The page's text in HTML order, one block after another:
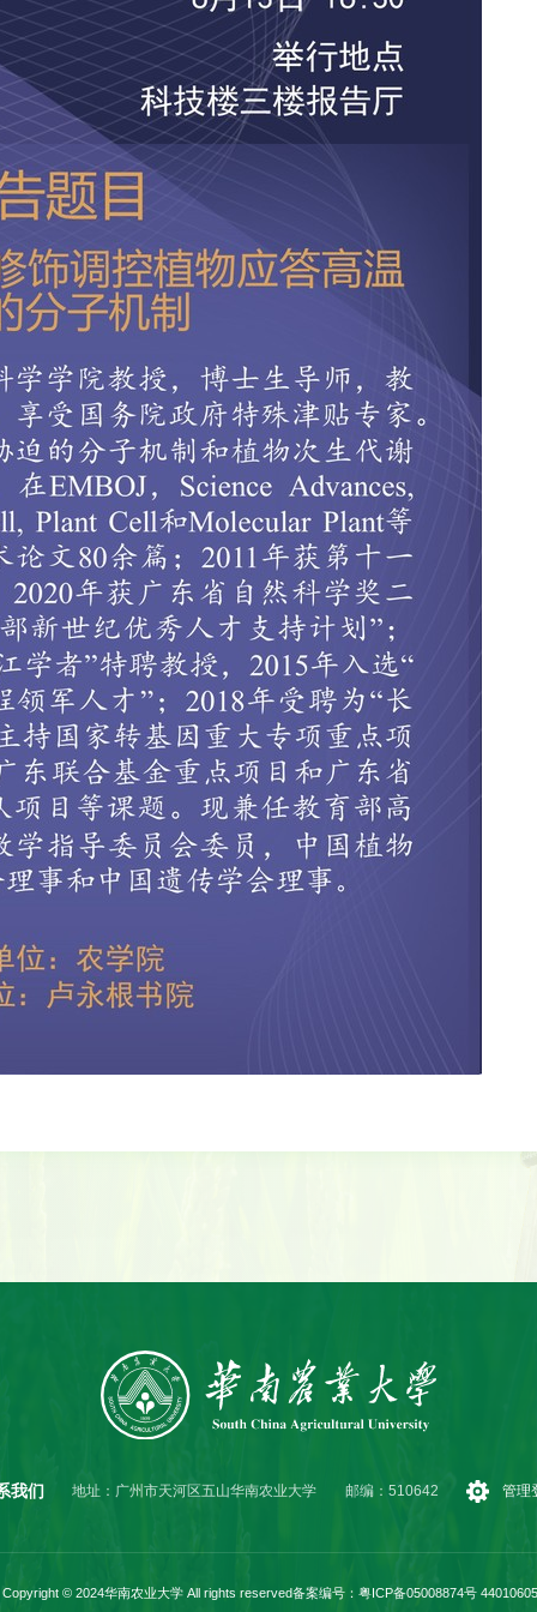
我们 地址：广州市天河区五山华南农业大学 邮编：510642 管理
Copyright © 2024华南农业大学 All rights reserved备案编号：粤ICP备05008874号